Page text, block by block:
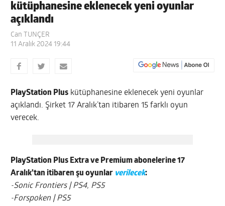
kütüphanesine eklenecek yeni oyunlar
açıklandı
Can TUNÇER
11 Aralık 2024 19:44
PlayStation Plus kütüphanesine eklenecek yeni oyunlar
açıklandı. Şirket 17 Aralık’tan itibaren 15 farklı oyun
verecek.
PlayStation Plus Extra ve Premium abonelerine 17
Aralık’tan itibaren şu oyunlar verilecek:
-Sonic Frontiers | PS4, PS5
-Forspoken | PS5